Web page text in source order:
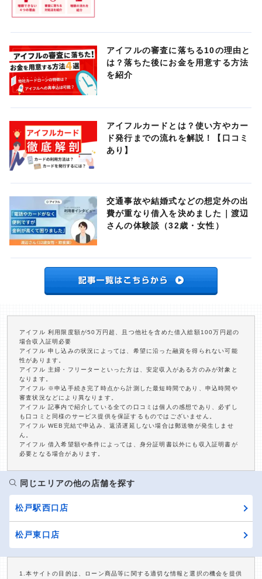
アイフルの審査に落ちる10の理由と
は？落ちた後にお金を用意する方法
を紹介
アイフルカードとは？使い方やカー
ド発行までの流れを解説！【口コミ
あり】
交通事故や結婚式などの想定外の出
費が重なり借入を決めました｜渡辺
さんの体験談（32歳・女性）
アイフル 利用限度額が50万円超、且つ他社を含めた借入総額100万円超の
場合収入証明必要
アイフル 申し込みの状況によっては、希望に沿った融資を得られない可能
性があります。
アイフル 主婦・フリーターといった方は、安定収入がある方のみが対象と
なります。
アイフル ※申込手続き完了時点から計測した最短時間であり、申込時間や
審査状況などにより異なります。
アイフル 記事内で紹介している全ての口コミは個人の感想であり、必ずし
も口コミと同様のサービス提供を保証するものではございません。
アイフル WEB完結で申込み、返済遅延しない場合は郵送物が発生しませ
ん。
アイフル 借入希望額や条件によっては、身分証明書以外にも収入証明書が
必要となる場合があります。
同じエリアの他の店舗を探す
松戸駅西口店
松戸東口店
1.本サイトの目的は、ローン商品等に関する適切な情報と選択の機会を提供